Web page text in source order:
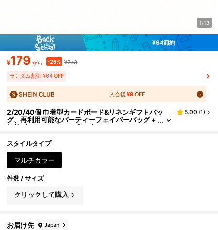
1/13
¥64節約
¥179 から -26% ¥243
ランダム割引 ¥64 OFF
入会後 ¥9OFF
2/20/40個 巾着型カードボード&リネンギフトバッ
グ、再利用可能なパーティーフェイバーバッグ +
無料ギフトタグ&ロープ、ブラウンリネンバッ
ーパッケージング、ジュエリー収納、DIYハンドメイ
ドサシェに適しています
5.00 (1)
スタイルタイプ
マルチカラー
件数 / サイズ
クリックして購入
お届け先 Japan